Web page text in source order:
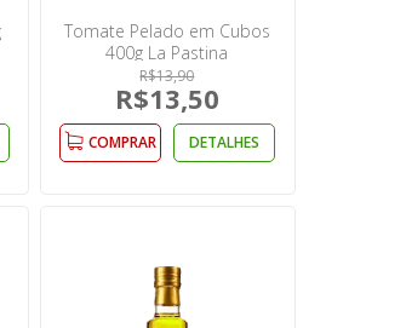
Tomate Pelado em Cubos
400g La Pastina
R$13,90
R$13,50
COMPRAR DETALHES